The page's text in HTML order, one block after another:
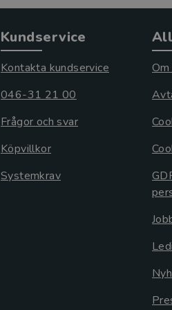
Kundservice
Kontakta kundservice
046-31 21 00
Frågor och svar
Köpvillkor
Systemkrav